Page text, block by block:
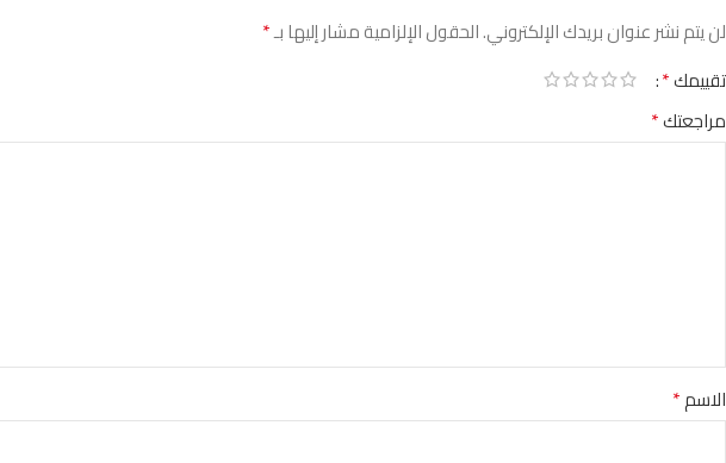
لن يتم نشر عنوان بريدك الإلكتروني.الحقول الإلزامية مشار إليها بـ*
تقييمك*
مراجعتك*
الاسم*